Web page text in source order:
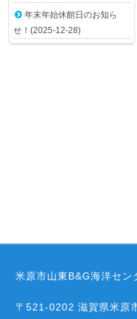
年末年始休館日のお知ら
せ！(2025-12-28)
米原市山東B&G海洋セン
〒521-0202 滋賀県米原